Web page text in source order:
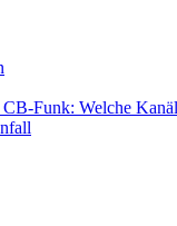
Funk: Welche